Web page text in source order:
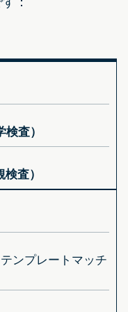
査）
査）
ンプレートマッチ